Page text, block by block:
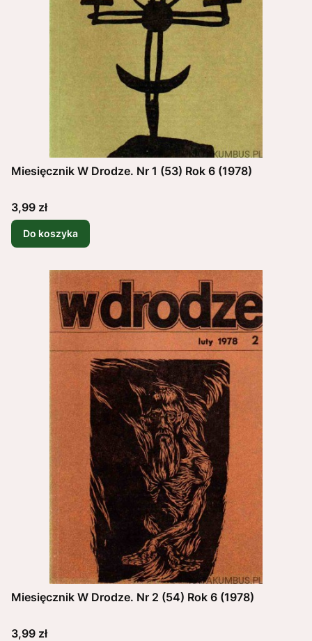
Miesięcznik W Drodze. Nr 1 (53) Rok 6 (1978)
Cena
3,99 zł
Do koszyka
Miesięcznik W Drodze. Nr 2 (54) Rok 6 (1978)
Cena
3,99 zł